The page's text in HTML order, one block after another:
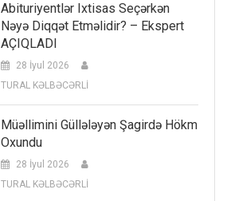
Abituriyentlər Ixtisas Seçərkən
Nəyə Diqqət Etməlidir? – Ekspert
AÇIQLADI
28 İyul 2026
TURAL KƏLBƏCƏRLİ
Müəllimini Güllələyən Şagirdə Hökm
Oxundu
28 İyul 2026
TURAL KƏLBƏCƏRLİ